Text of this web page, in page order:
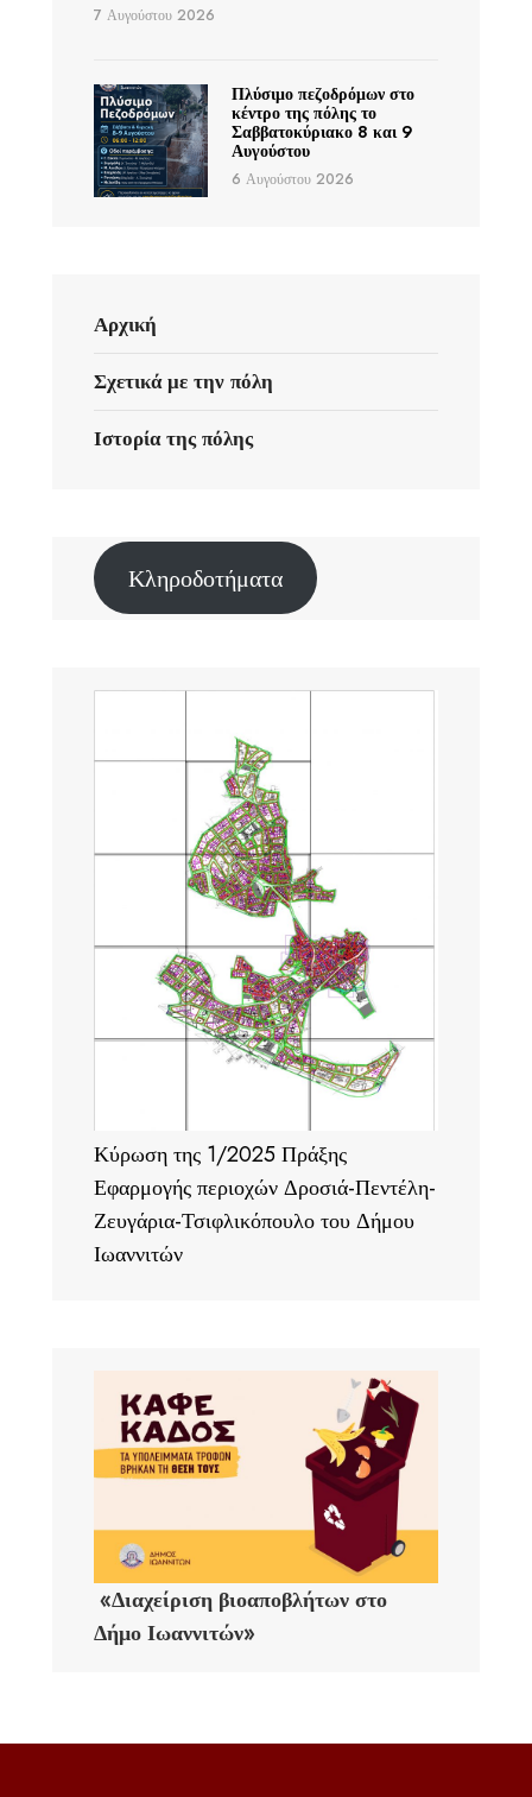
7 Αυγούστου 2026
Πλύσιμο πεζοδρόμων στο
κέντρο της πόλης το
Σαββατοκύριακο 8 και 9
Αυγούστου
6 Αυγούστου 2026
Αρχική
Σχετικά με την πόλη
Ιστορία της πόλης
Κληροδοτήματα
Κύρωση της 1/2025 Πράξης
Εφαρμογής περιοχών Δροσιά-Πεντέλη-
Ζευγάρια-Τσιφλικόπουλο του Δήμου
Ιωαννιτών
«Διαχείριση βιοαποβλήτων στο
Δήμο Ιωαννιτών»